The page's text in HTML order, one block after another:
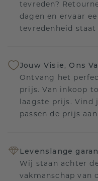
tevreden?
dagen en ervaar
tevredenheid
Jouw Visie, Ons
Ontvang het
prijs. Van inkoop
laagste prijs. Vind
passen de prijs
Levenslange
Wij staan achter
vakmanschap van